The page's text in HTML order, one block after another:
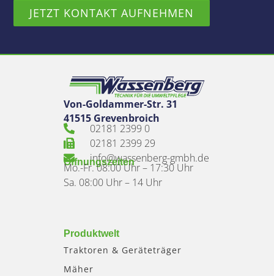
JETZT KONTAKT AUFNEHMEN
Von-Goldammer-Str. 31
41515 Grevenbroich
02181 2399 0
02181 2399 29
info@wassenberg-gmbh.de
Öffnungszeiten
Mo.-Fr. 08:00 Uhr – 17:30 Uhr
Sa. 08:00 Uhr – 14 Uhr
Produktwelt
Traktoren & Geräteträger
Mäher